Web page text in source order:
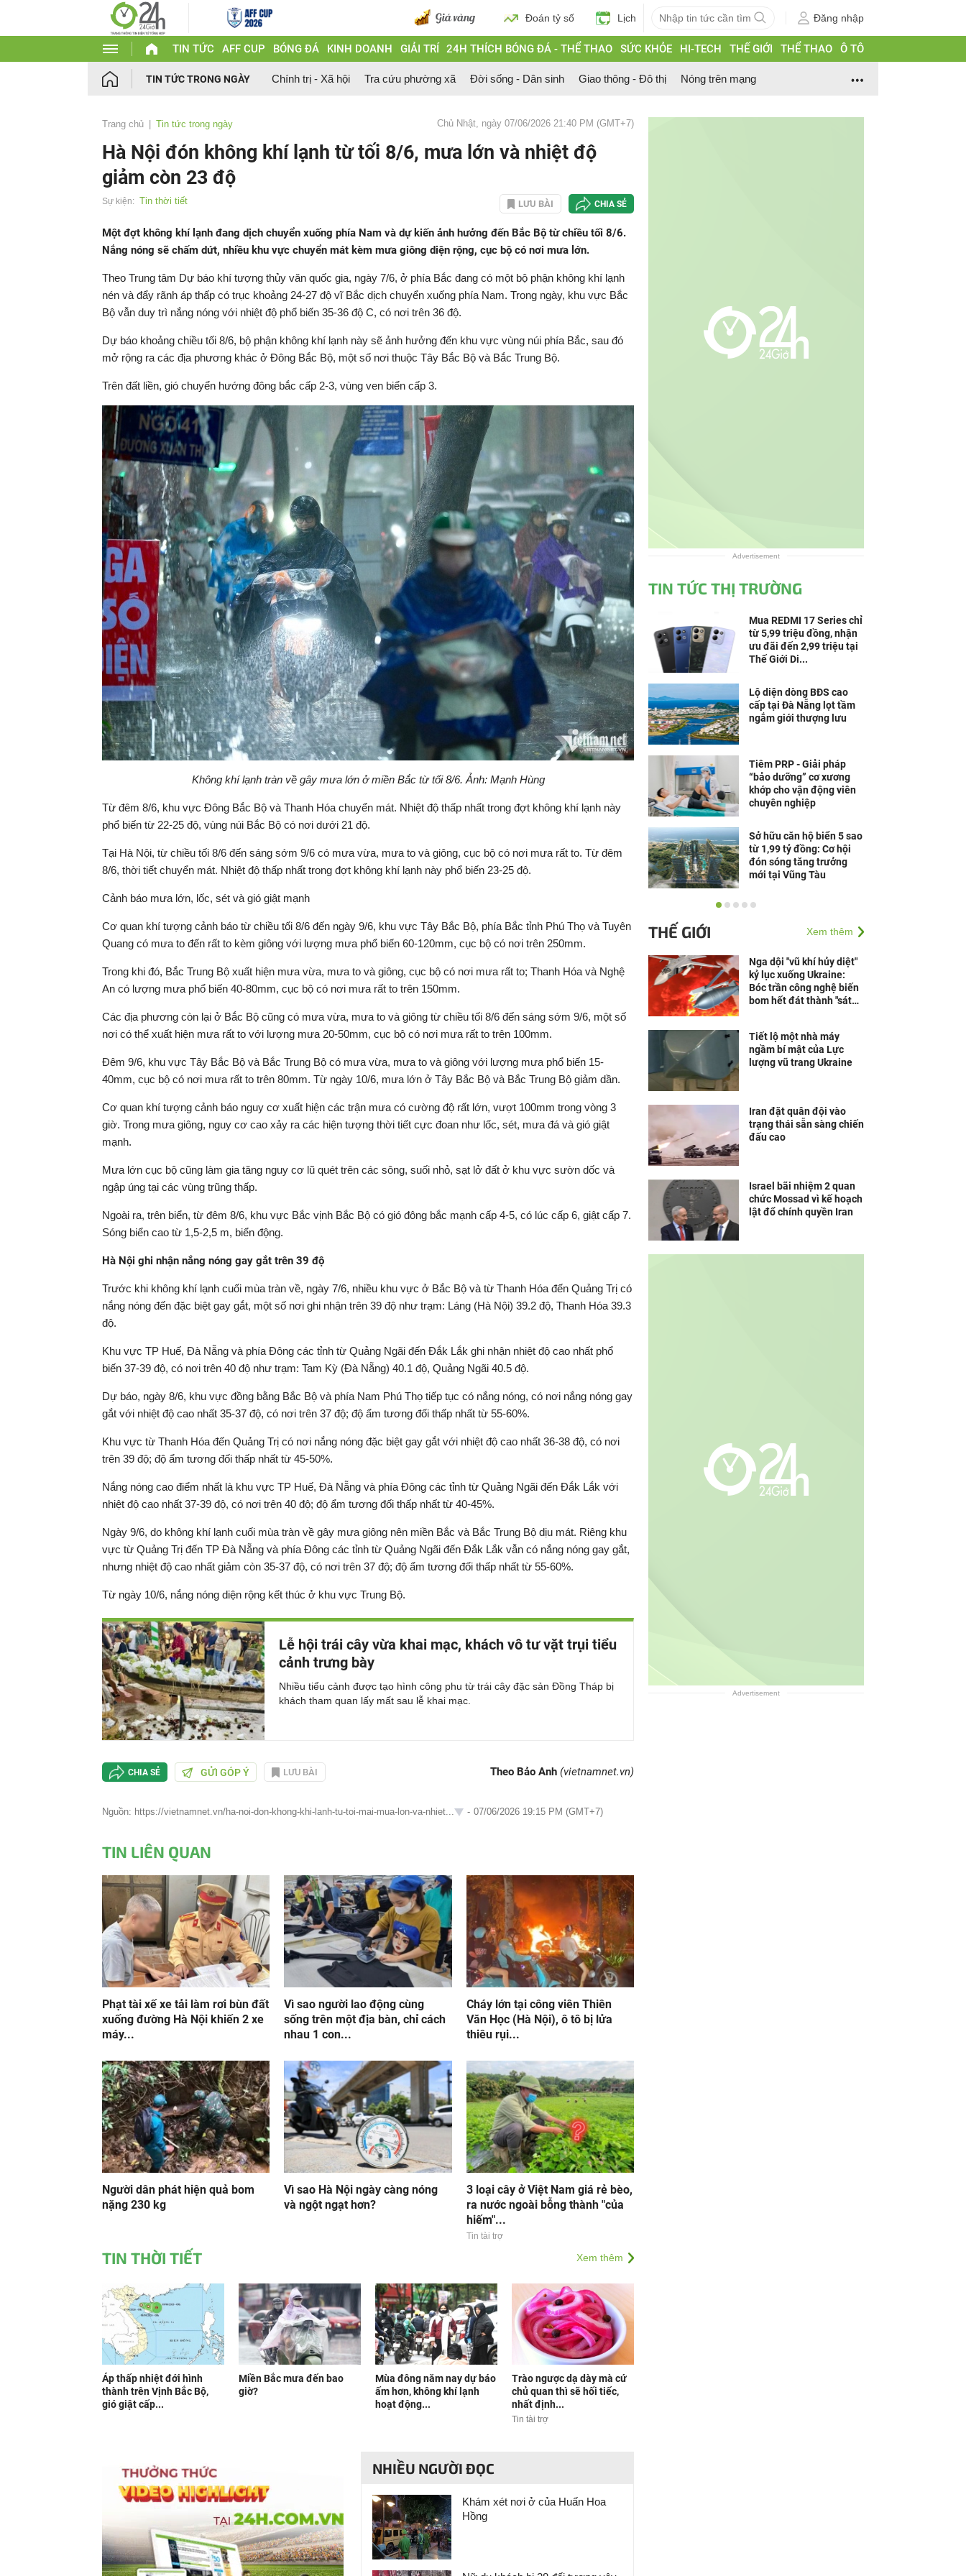
Đoán tỷ số Lịch Đăng nhập
TIN TỨC AFF CUP BÓNG ĐÁ KINH DOANH GIẢI TRÍ 24H THÍCH BÓNG ĐÁ - THỂ THAO SỨC KHỎE HI-TECH THẾ GIỚI THỂ THAO Ô TÔ
TIN TỨC TRONG NGÀY Chính trị - Xã hội Tra cứu phường xã Đời sống - Dân sinh Giao thông - Đô thị Nóng trên mạng
Trang chủ Tin tức trong ngày Chủ Nhật, ngày 07/06/2026 21:40 PM (GMT+7)
Hà Nội đón không khí lạnh từ tối 8/6, mưa lớn và nhiệt độ
giảm còn 23 độ
Sự kiện: Tin thời tiết LƯU BÀI CHIA SẺ
Một đợt không khí lạnh đang dịch chuyển xuống phía Nam và dự kiến ảnh hưởng đến Bắc Bộ từ chiều tối 8/6.
Nắng nóng sẽ chấm dứt, nhiều khu vực chuyển mát kèm mưa giông diện rộng, cục bộ có nơi mưa lớn.
Theo Trung tâm Dự báo khí tượng thủy văn quốc gia, ngày 7/6, ở phía Bắc đang có một bộ phận không khí lạnh
nén và đẩy rãnh áp thấp có trục khoảng 24-27 độ vĩ Bắc dịch chuyển xuống phía Nam. Trong ngày, khu vực Bắc
Bộ vẫn duy trì nắng nóng với nhiệt độ phổ biến 35-36 độ C, có nơi trên 36 độ.
Dự báo khoảng chiều tối 8/6, bộ phận không khí lạnh này sẽ ảnh hưởng đến khu vực vùng núi phía Bắc, sau đó
mở rộng ra các địa phương khác ở Đông Bắc Bộ, một số nơi thuộc Tây Bắc Bộ và Bắc Trung Bộ.
Trên đất liền, gió chuyển hướng đông bắc cấp 2-3, vùng ven biển cấp 3.
Không khí lạnh tràn về gây mưa lớn ở miền Bắc từ tối 8/6. Ảnh: Mạnh Hùng
Từ đêm 8/6, khu vực Đông Bắc Bộ và Thanh Hóa chuyển mát. Nhiệt độ thấp nhất trong đợt không khí lạnh này
phổ biến từ 22-25 độ, vùng núi Bắc Bộ có nơi dưới 21 độ.
Tại Hà Nội, từ chiều tối 8/6 đến sáng sớm 9/6 có mưa vừa, mưa to và giông, cục bộ có nơi mưa rất to. Từ đêm
8/6, thời tiết chuyển mát. Nhiệt độ thấp nhất trong đợt không khí lạnh này phổ biến 23-25 độ.
Cảnh báo mưa lớn, lốc, sét và gió giật mạnh
Cơ quan khí tượng cảnh báo từ chiều tối 8/6 đến ngày 9/6, khu vực Tây Bắc Bộ, phía Bắc tỉnh Phú Thọ và Tuyên
Quang có mưa to đến rất to kèm giông với lượng mưa phổ biến 60-120mm, cục bộ có nơi trên 250mm.
Trong khi đó, Bắc Trung Bộ xuất hiện mưa vừa, mưa to và giông, cục bộ có nơi mưa rất to; Thanh Hóa và Nghệ
An có lượng mưa phổ biến 40-80mm, cục bộ có nơi mưa rất to trên 150mm.
Các địa phương còn lại ở Bắc Bộ cũng có mưa vừa, mưa to và giông từ chiều tối 8/6 đến sáng sớm 9/6, một số
nơi có thể xuất hiện mưa rất to với lượng mưa 20-50mm, cục bộ có nơi mưa rất to trên 100mm.
Đêm 9/6, khu vực Tây Bắc Bộ và Bắc Trung Bộ có mưa vừa, mưa to và giông với lượng mưa phổ biến 15-
40mm, cục bộ có nơi mưa rất to trên 80mm. Từ ngày 10/6, mưa lớn ở Tây Bắc Bộ và Bắc Trung Bộ giảm dần.
Cơ quan khí tượng cảnh báo nguy cơ xuất hiện các trận mưa có cường độ rất lớn, vượt 100mm trong vòng 3
giờ. Trong mưa giông, nguy cơ cao xảy ra các hiện tượng thời tiết cực đoan như lốc, sét, mưa đá và gió giật
mạnh.
Mưa lớn cục bộ cũng làm gia tăng nguy cơ lũ quét trên các sông, suối nhỏ, sạt lở đất ở khu vực sườn dốc và
ngập úng tại các vùng trũng thấp.
Ngoài ra, trên biển, từ đêm 8/6, khu vực Bắc vịnh Bắc Bộ có gió đông bắc mạnh cấp 4-5, có lúc cấp 6, giật cấp 7.
Sóng biển cao từ 1,5-2,5 m, biển động.
Hà Nội ghi nhận nắng nóng gay gắt trên 39 độ
Trước khi không khí lạnh cuối mùa tràn về, ngày 7/6, nhiều khu vực ở Bắc Bộ và từ Thanh Hóa đến Quảng Trị có
nắng nóng đến đặc biệt gay gắt, một số nơi ghi nhận trên 39 độ như trạm: Láng (Hà Nội) 39.2 độ, Thanh Hóa 39.3
độ.
Khu vực TP Huế, Đà Nẵng và phía Đông các tỉnh từ Quảng Ngãi đến Đắk Lắk ghi nhận nhiệt độ cao nhất phổ
biến 37-39 độ, có nơi trên 40 độ như trạm: Tam Kỳ (Đà Nẵng) 40.1 độ, Quảng Ngãi 40.5 độ.
Dự báo, ngày 8/6, khu vực đồng bằng Bắc Bộ và phía Nam Phú Thọ tiếp tục có nắng nóng, có nơi nắng nóng gay
gắt với nhiệt độ cao nhất 35-37 độ, có nơi trên 37 độ; độ ẩm tương đối thấp nhất từ 55-60%.
Khu vực từ Thanh Hóa đến Quảng Trị có nơi nắng nóng đặc biệt gay gắt với nhiệt độ cao nhất 36-38 độ, có nơi
trên 39 độ; độ ẩm tương đối thấp nhất từ 45-50%.
Nắng nóng cao điểm nhất là khu vực TP Huế, Đà Nẵng và phía Đông các tỉnh từ Quảng Ngãi đến Đắk Lắk với
nhiệt độ cao nhất 37-39 độ, có nơi trên 40 độ; độ ẩm tương đối thấp nhất từ 40-45%.
Ngày 9/6, do không khí lạnh cuối mùa tràn về gây mưa giông nên miền Bắc và Bắc Trung Bộ dịu mát. Riêng khu
vực từ Quảng Trị đến TP Đà Nẵng và phía Đông các tỉnh từ Quảng Ngãi đến Đắk Lắk vẫn có nắng nóng gay gắt,
nhưng nhiệt độ cao nhất giảm còn 35-37 độ, có nơi trên 37 độ; độ ẩm tương đối thấp nhất từ 55-60%.
Từ ngày 10/6, nắng nóng diện rộng kết thúc ở khu vực Trung Bộ.
Lễ hội trái cây vừa khai mạc, khách vô tư vặt trụi tiểu
cảnh trưng bày
Nhiều tiểu cảnh được tạo hình công phu từ trái cây đặc sản Đồng Tháp bị
khách tham quan lấy mất sau lễ khai mạc.
CHIA SẺ GỬI GÓP Ý LƯU BÀI Theo Bảo Anh (vietnamnet.vn)
Nguồn: https://vietnamnet.vn/ha-noi-don-khong-khi-lanh-tu-toi-mai-mua-lon-va-nhiet... - 07/06/2026 19:15 PM (GMT+7)
TIN LIÊN QUAN
Phạt tài xế xe tải làm rơi bùn đất
xuống đường Hà Nội khiến 2 xe
máy...
Vì sao người lao động cùng
sống trên một địa bàn, chỉ cách
nhau 1 con...
Cháy lớn tại công viên Thiên
Văn Học (Hà Nội), ô tô bị lửa
thiêu rụi...
Người dân phát hiện quả bom
nặng 230 kg
Vì sao Hà Nội ngày càng nóng
và ngột ngạt hơn?
3 loại cây ở Việt Nam giá rẻ bèo,
ra nước ngoài bỗng thành "của
hiếm"...
Tin tài trợ
TIN THỜI TIẾT Xem thêm
Áp thấp nhiệt đới hình
thành trên Vịnh Bắc Bộ,
gió giật cấp...
Miền Bắc mưa đến bao
giờ?
Mùa đông năm nay dự báo
ấm hơn, không khí lạnh
hoạt động...
Trào ngược dạ dày mà cứ
chủ quan thì sẽ hối tiếc,
nhất định...
Tin tài trợ
NHIỀU NGƯỜI ĐỌC
Khám xét nơi ở của Huấn Hoa
Hồng
Advertisement
TIN TỨC THỊ TRƯỜNG
Mua REDMI 17 Series chỉ
từ 5,99 triệu đồng, nhận
ưu đãi đến 2,99 triệu tại
Thế Giới Di...
Lộ diện dòng BĐS cao
cấp tại Đà Nẵng lọt tầm
ngắm giới thượng lưu
Tiêm PRP - Giải pháp
“bảo dưỡng” cơ xương
khớp cho vận động viên
chuyên nghiệp
Sở hữu căn hộ biển 5 sao
từ 1,99 tỷ đồng: Cơ hội
đón sóng tăng trưởng
mới tại Vũng Tàu
Doanh nghiệp cần gì để
THẾ GIỚI Xem thêm
Nga dội "vũ khí hủy diệt"
kỷ lục xuống Ukraine:
Bóc trần công nghệ biến
bom hết đát thành "sát
Tiết lộ một nhà máy
ngầm bí mật của Lực
lượng vũ trang Ukraine
Iran đặt quân đội vào
trạng thái sẵn sàng chiến
đấu cao
Israel bãi nhiệm 2 quan
chức Mossad vì kế hoạch
lật đổ chính quyền Iran
Advertisement